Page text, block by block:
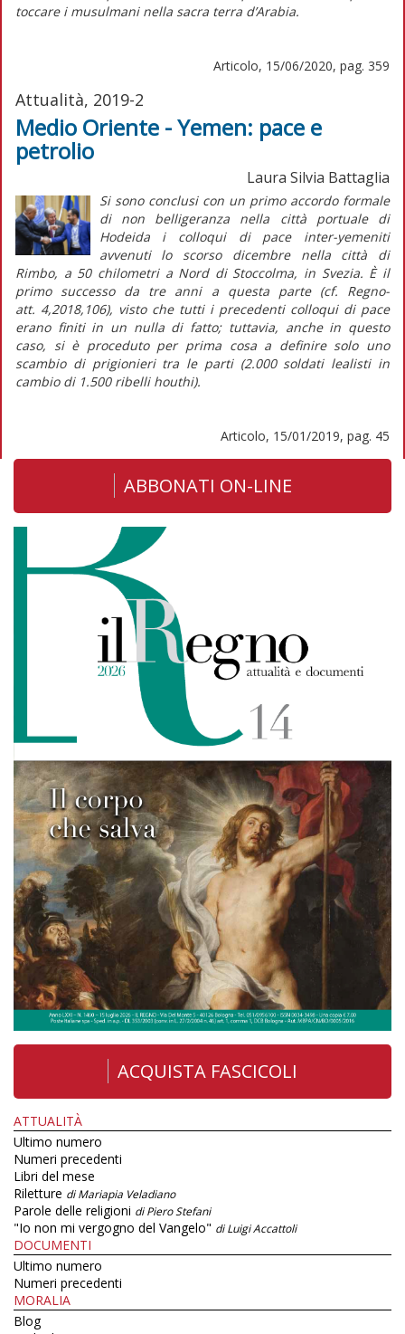
toccare i musulmani nella sacra terra d’Arabia.
Articolo, 15/06/2020, pag. 359
Attualità, 2019-2
Medio Oriente - Yemen: pace e
petrolio
Laura Silvia Battaglia
Si sono conclusi con un primo accordo formale
di non belligeranza nella città portuale di
Hodeida i colloqui di pace inter-yemeniti
avvenuti lo scorso dicembre nella città di
Rimbo, a 50 chilometri a Nord di Stoccolma, in Svezia. È il
primo successo da tre anni a questa parte (cf. Regno-
att. 4,2018,106), visto che tutti i precedenti colloqui di pace
erano finiti in un nulla di fatto; tuttavia, anche in questo
caso, si è proceduto per prima cosa a definire solo uno
scambio di prigionieri tra le parti (2.000 soldati lealisti in
cambio di 1.500 ribelli houthi).
Articolo, 15/01/2019, pag. 45
ABBONATI ON-LINE
ACQUISTA FASCICOLI
ATTUALITÀ
Ultimo numero
Numeri precedenti
Libri del mese
Riletture di Mariapia Veladiano
Parole delle religioni di Piero Stefani
"Io non mi vergogno del Vangelo" di Luigi Accattoli
DOCUMENTI
Ultimo numero
Numeri precedenti
MORALIA
Blog